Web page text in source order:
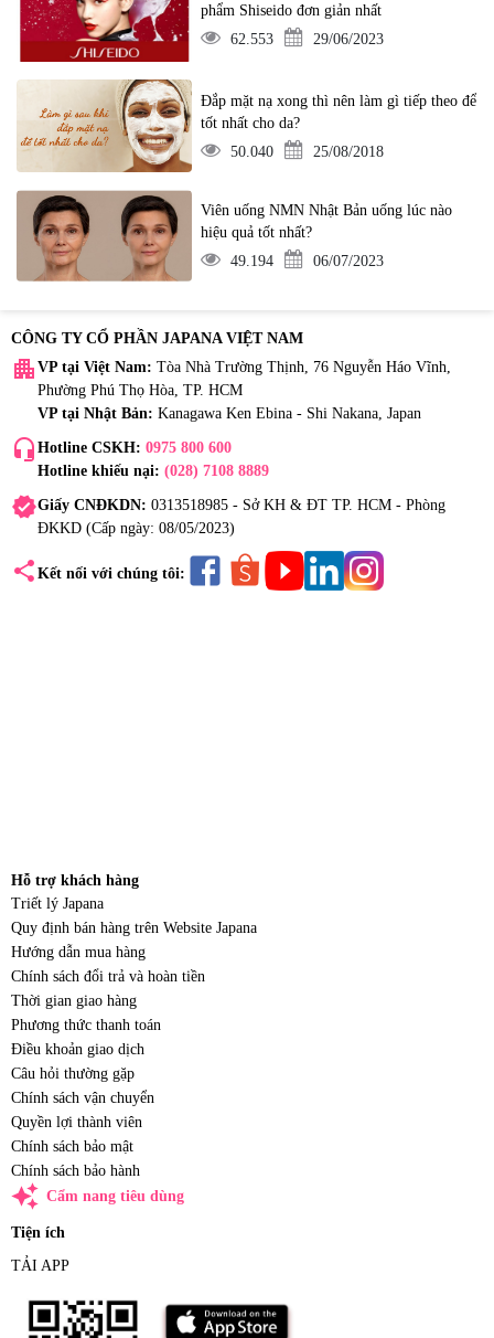
phẩm Shiseido đơn giản nhất
62.553
29/06/2023
Đắp mặt nạ xong thì nên làm gì tiếp theo để
tốt nhất cho da?
50.040
25/08/2018
Viên uống NMN Nhật Bản uống lúc nào
hiệu quả tốt nhất?
49.194
06/07/2023
CÔNG TY CỔ PHẦN JAPANA VIỆT NAM
apartment VP tại Việt Nam: Tòa Nhà Trường Thịnh, 76 Nguyễn Háo Vĩnh,
Phường Phú Thọ Hòa, TP. HCM
VP tại Nhật Bản: Kanagawa Ken Ebina - Shi Nakana, Japan
headset_mic Hotline CSKH: 0975 800 600
Hotline khiếu nại: (028) 7108 8889
verifiedGiấy CNĐKDN: 0313518985 - Sở KH & ĐT TP. HCM - Phòng
ĐKKD (Cấp ngày: 08/05/2023)
share Kết nối với chúng tôi:
Hỗ trợ khách hàng
Triết lý Japana
Quy định bán hàng trên Website Japana
Hướng dẫn mua hàng
Chính sách đổi trả và hoàn tiền
Thời gian giao hàng
Phương thức thanh toán
Điều khoản giao dịch
Câu hỏi thường gặp
Chính sách vận chuyển
Quyền lợi thành viên
Chính sách bảo mật
Chính sách bảo hành
auto_awesome Cẩm nang tiêu dùng
Tiện ích
TẢI APP